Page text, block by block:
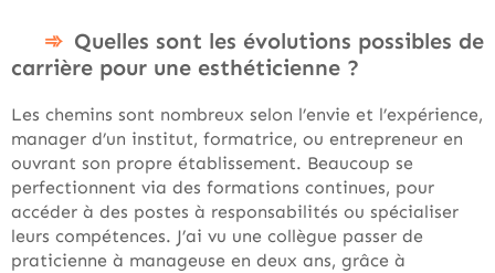
Quelles sont les évolutions possibles de
carrière pour une esthéticienne ?
Les chemins sont nombreux selon l’envie et l’expérience,
manager d’un institut, formatrice, ou entrepreneur en
ouvrant son propre établissement. Beaucoup se
perfectionnent via des formations continues, pour
accéder à des postes à responsabilités ou spécialiser
leurs compétences. J’ai vu une collègue passer de
praticienne à manageuse en deux ans, grâce à